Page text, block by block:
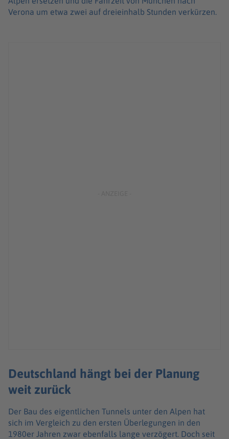
Verona um etwa zwei auf dreieinhalb Stunden verkürzen.
Deutschland hängt bei der Planung
weit zurück
Der Bau des eigentlichen Tunnels unter den Alpen hat
sich im Vergleich zu den ersten Überlegungen in den
1980er Jahren zwar ebenfalls lange verzögert. Doch seit